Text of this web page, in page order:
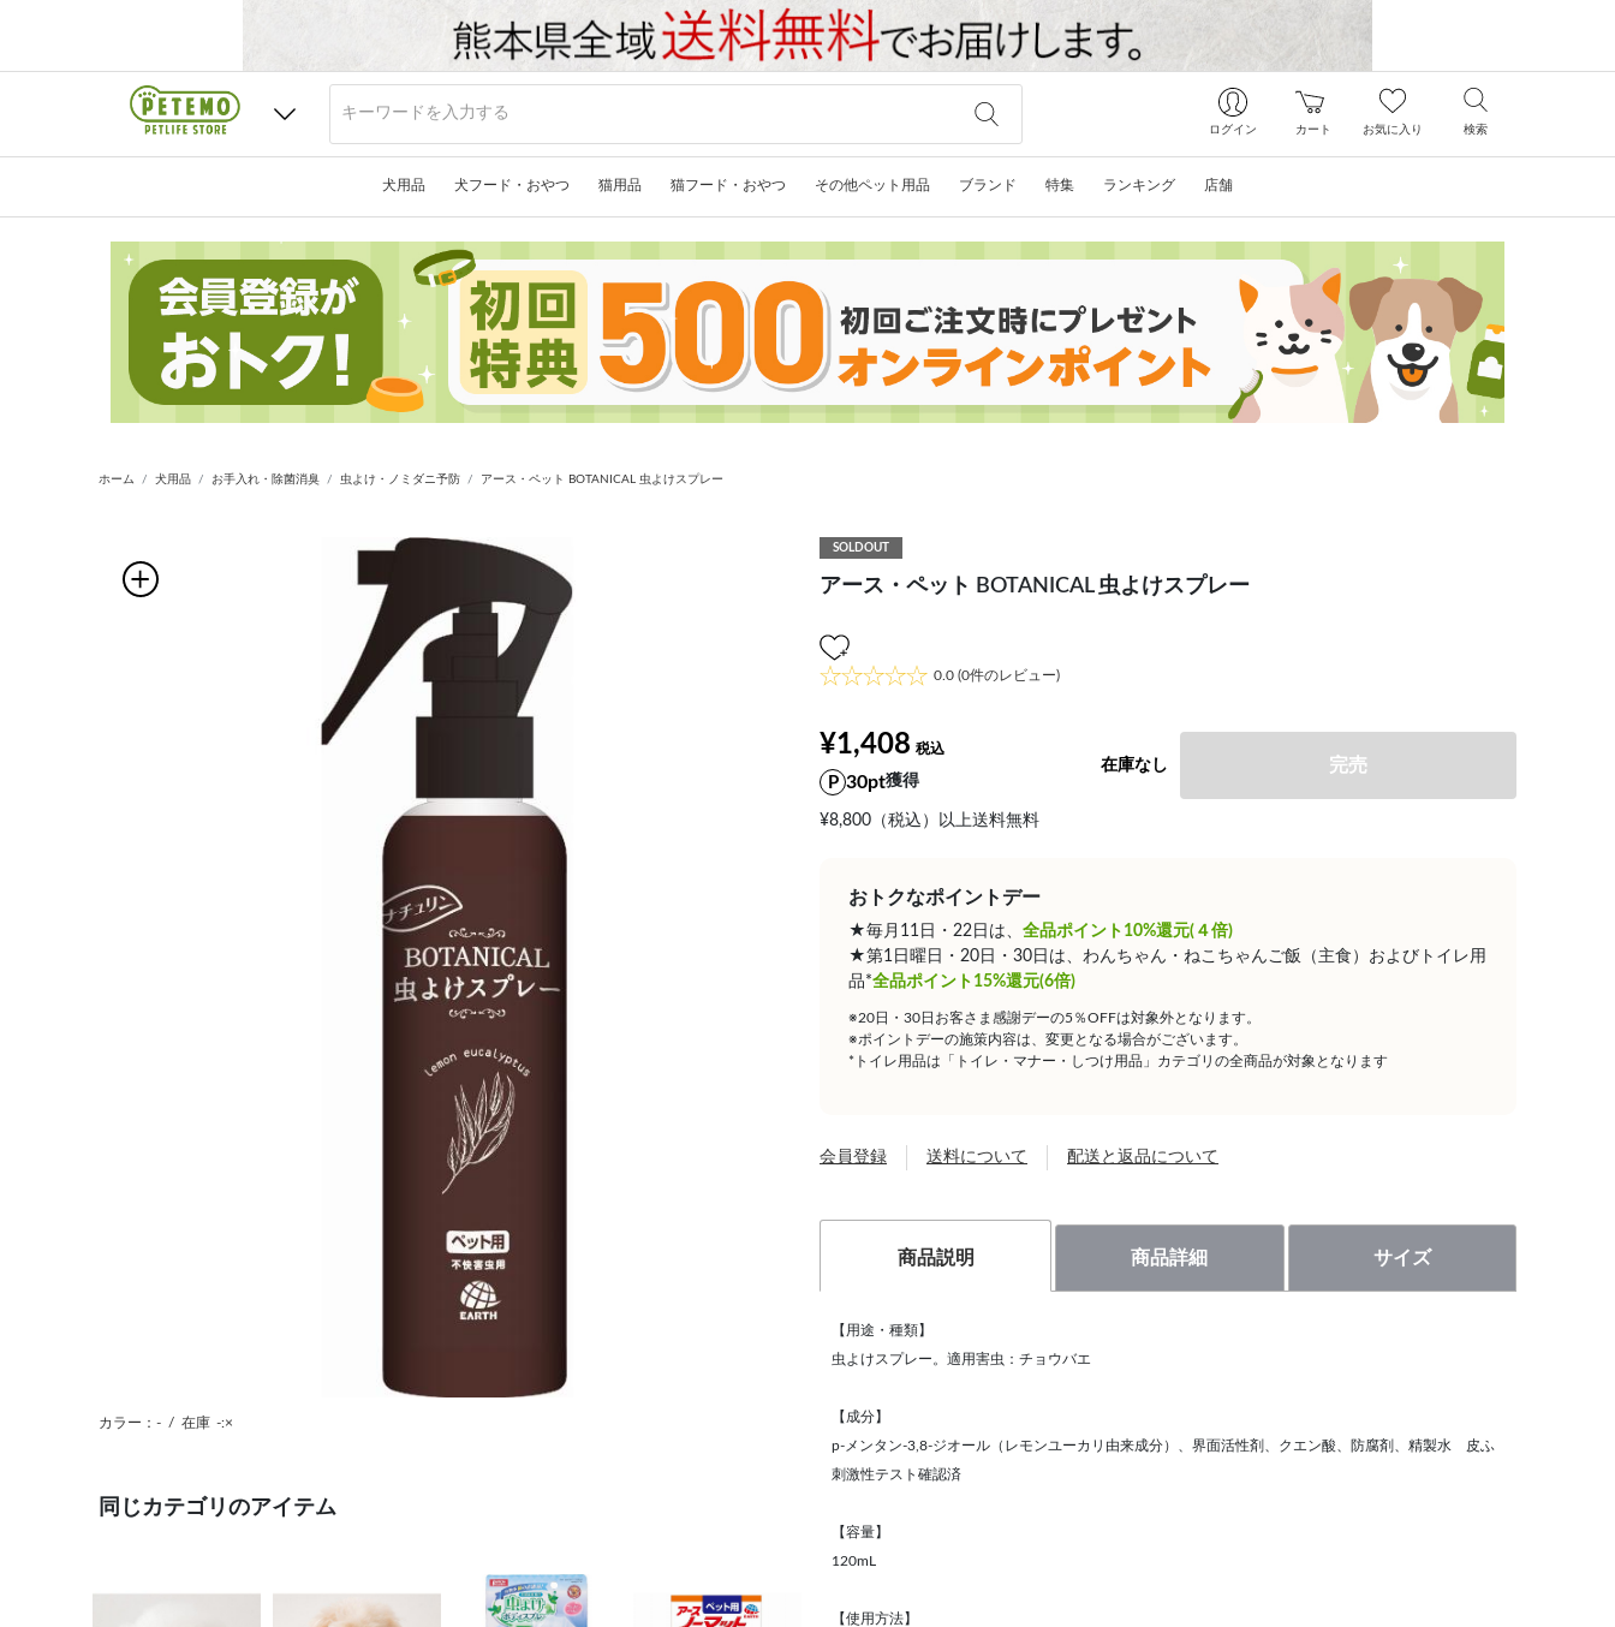
ログイン カート お気に入り 検索
犬用品 犬フード・おやつ 猫用品 猫フード・おやつ その他ペット用品 ブランド 特集 ランキング 店舗
ホーム 犬用品 お手入れ・除菌消臭 虫よけ・ノミダニ予防 アース・ペット BOTANICAL 虫よけスプレー
カラー：- / 在庫 -:×
同じカテゴリのアイテム
SOLDOUT
アース・ペット BOTANICAL 虫よけスプレー
0.0 (0件のレビュー)
¥1,408
30pt獲得
¥8,800（税込）以上送料無料
在庫なし 完売
おトクなポイントデー
★毎月11日・22日は、 全品ポイント10%還元(４倍)
★第1日曜日・20日・30日は、わんちゃん・ねこちゃんご飯（主食）およびトイレ用
品*全品ポイント15%還元(6倍)
※20日・30日お客さま感謝デーの5％OFFは対象外となります。
※ポイントデーの施策内容は、変更となる場合がございます。
*トイレ用品は「トイレ・マナー・しつけ用品」カテゴリの全商品が対象となります
会員登録 送料について 配送と返品について
商品説明 商品詳細 サイズ
【用途・種類】
虫よけスプレー。適用害虫：チョウバエ
【成分】
p-メンタン-3,8-ジオール（レモンユーカリ由来成分）、界面活性剤、クエン酸、防腐剤、精製水 皮ふ
刺激性テスト確認済
【容量】
120mL
【使用方法】